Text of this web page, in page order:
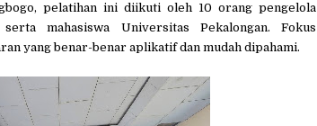
pelatihan ini diikuti oleh 10 orang pengelola
mahasiswa Universitas Pekalongan. Fokus
yang benar-benar aplikatif dan mudah dipahami.